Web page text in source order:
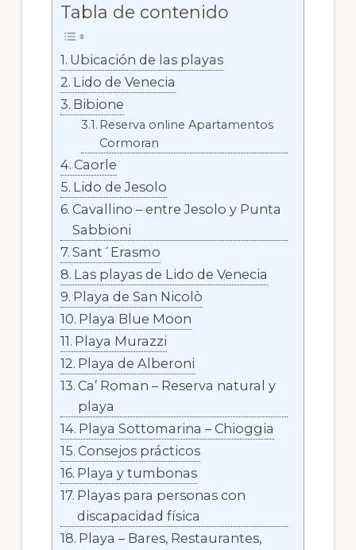
Tabla de contenido
Ubicación de las playas
Lido de Venecia
Bibione
Reserva online Apartamentos
Cormoran
Caorle
Lido de Jesolo
Cavallino – entre Jesolo y Punta
Sabbioni
Sant´Erasmo
Las playas de Lido de Venecia
Playa de San Nicolò
Playa Blue Moon
Playa Murazzi
Playa de Alberoni
Ca’ Roman – Reserva natural y
playa
Playa Sottomarina – Chioggia
Consejos prácticos
Playa y tumbonas
Playas para personas con
discapacidad física
Playa – Bares, Restaurantes,